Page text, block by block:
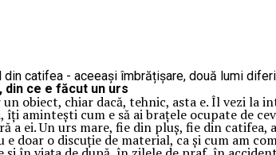
din ce e făcut un urs
un obiect, chiar dacă, tehnic, asta e. Îl vezi
îți amintești cum e să ai brațele ocupate de
a ei. Un urs mare, fie din pluș, fie din
doar o discuție de material, ca și cum am